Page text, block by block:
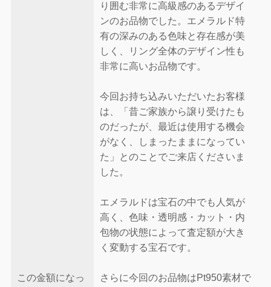
この金額になっ
り囲む非常に高級感のあるデザイ
ンのお品物でした。エメラルド特
有の深みのある色味と存在感が美
しく、リング全体のデザイン性も
非常に高いお品物です。
今回お持ち込みいただいたお客様
は、「昔ご家族から譲り受けたも
のだったが、最近は使用する機会
がなく、しまったままになってい
た」とのことでご来店くださいま
した。
エメラルドは宝石の中でも人気が
高く、色味・透明感・カット・内
包物の状態によって査定額が大き
く変動する宝石です。
さらに今回のお品物はPt950素材で